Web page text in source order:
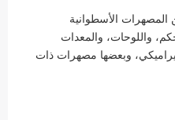
المصهرات الأسطوانية
واللوحات، والمعدات
وبعضها مصهرات ذات